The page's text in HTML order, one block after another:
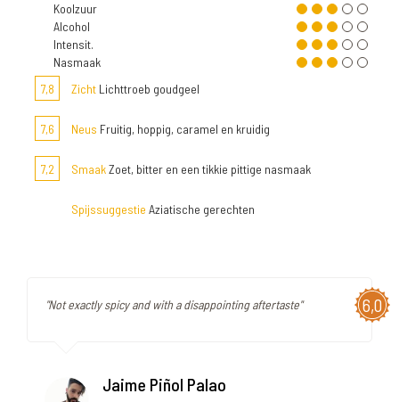
Koolzuur
Alcohol
Intensit.
Nasmaak
7,8
Zicht Lichttroeb goudgeel
7,6 Neus Fruitig, hoppig, caramel en kruidig
7,2 SmaakZoet, bitter en een tikkie pittige nasmaak
Spijssuggestie Aziatische gerechten
6,0
"Not exactly spicy and with a disappointing aftertaste"
Jaime Piñol Palao